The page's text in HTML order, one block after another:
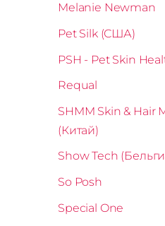
Melanie Newman
Pet Silk (США)
PSH - Pet Skin
Requal
SHMM Skin & Hair
(Китай)
Show Tech
So Posh
Special One